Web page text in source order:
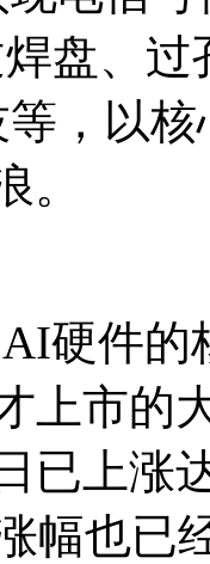
盘、
，以
。
硬件的
上市的
已上涨
幅也已